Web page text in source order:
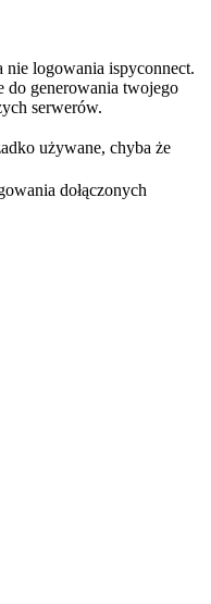
logowania ispyconnect.
do generowania twojego
serwerów.
używane, chyba że
dołączonych